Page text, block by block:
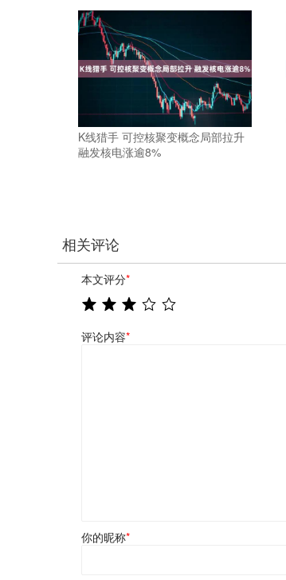
K线猎手 可控核聚变概念局部拉升
融发核电涨逾8%
相关评论
本文评分*
评论内容*
你的昵称*